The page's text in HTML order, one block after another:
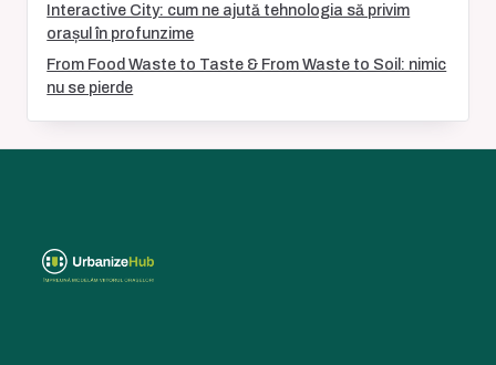
Interactive City: cum ne ajută tehnologia să privim
orașul în profunzime
From Food Waste to Taste & From Waste to Soil: nimic
nu se pierde